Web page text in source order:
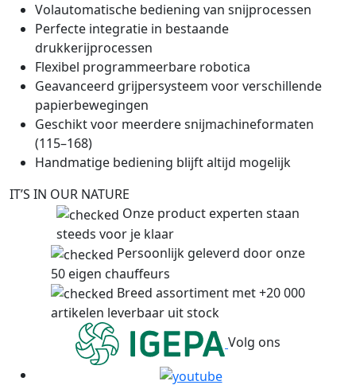
Volautomatische bediening van snijprocessen
Perfecte integratie in bestaande
drukkerijprocessen
Flexibel programmeerbare robotica
Geavanceerd grijpersysteem voor verschillende
papierbewegingen
Geschikt voor meerdere snijmachineformaten
(115–168)
Handmatige bediening blijft altijd mogelijk
IT’S IN OUR NATURE
Onze product experten staan
steeds voor je klaar
Persoonlijk geleverd door onze
50 eigen chauffeurs
Breed assortiment met +20 000
artikelen leverbaar uit stock
Volg ons